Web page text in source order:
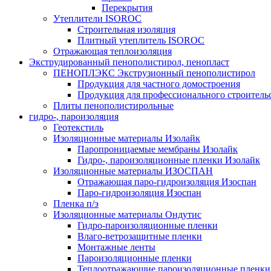
Перекрытия
Утеплители ISOROC
Строительная изоляция
Плитный утеплитель ISOROC
Отражающая теплоизоляция
Экструдированный пенополистирол, пенопласт
ПЕНОПЛЭКС Экструзионный пенополистирол
Продукция для частного домостроения
Продукция для профессионального
Плиты пенополистирольные
гидро-, пароизоляция
Геотекстиль
Изоляционные материалы Изолайк
Паропроницаемые мембраны Изолайк
Гидро-, пароизоляционные пленки Изолайк
Изоляционные материалы ИЗОСПАН
Отражающая паро-гидроизоляция Изоспан
Паро-гидроизоляция Изоспан
Пленка п/э
Изоляционные материалы Ондутис
Гидро-пароизоляционные пленки
Влаго-ветрозащитные пленки
Монтажные ленты
Пароизоляционные пленки
Теплоотражающие пароизоляционные пленки